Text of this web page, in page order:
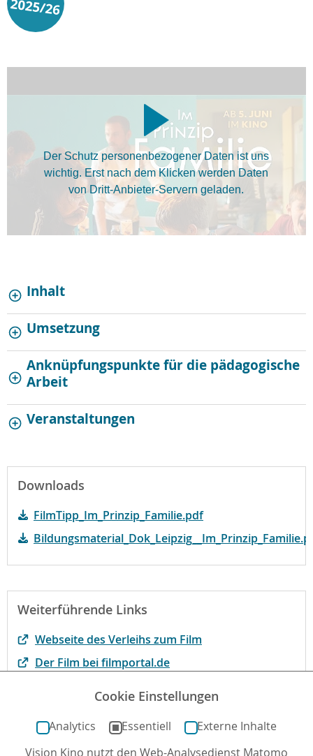
Der Schutz personenbezogener Daten ist uns
wichtig. Erst nach dem Klicken werden Daten
von Dritt-Anbieter-Servern geladen.
Inhalt
Umsetzung
Anknüpfungspunkte für die pädagogische
Arbeit
Veranstaltungen
Downloads
FilmTipp_Im_Prinzip_Familie.pdf
Weiterführende Links
Webseite des Verleihs zum Film
Der Film bei filmportal.de
Cookie Einstellungen
Analytics Essentiell
Externe Inhalte
Vision Kino nutzt den Web-Analysedienst Matomo